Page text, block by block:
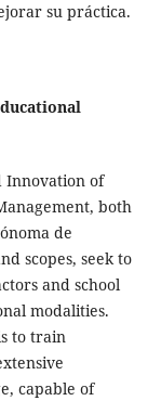
su práctica.
Innovation of
both
de
scopes, seek to
and school
modalities.
to train
capable of